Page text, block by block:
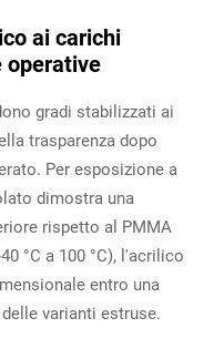
ai carichi
operative
gradi stabilizzati ai
trasparenza dopo
Per esposizione a
dimostra una
rispetto al PMMA
°C a 100 °C), l'acrilico
entro una
varianti estruse.